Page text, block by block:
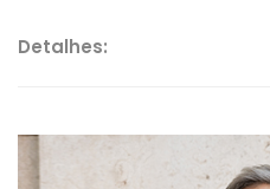
Detalhes: